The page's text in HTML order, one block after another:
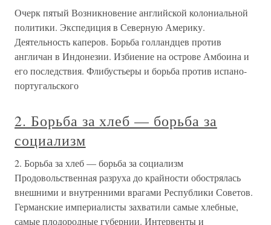
Очерк пятый Возникновение английской колониальной
политики. Экспедиция в Северную Америку.
Деятельность каперов. Борьба голландцев против
англичан в Индонезии. Избиение на острове Амбоина и
его последствия. Флибустьеры и борьба против испано-
португальского
2. Борьба за хлеб — борьба за
социализм
2. Борьба за хлеб — борьба за социализм
Продовольственная разруха до крайности обострялась
внешними и внутренними врагами Республики Советов.
Германские империалисты захватили самые хлебные,
самые плодородные губернии. Интервенты и